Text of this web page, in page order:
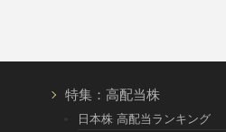
特集：高配当株
日本株 高配当ランキング